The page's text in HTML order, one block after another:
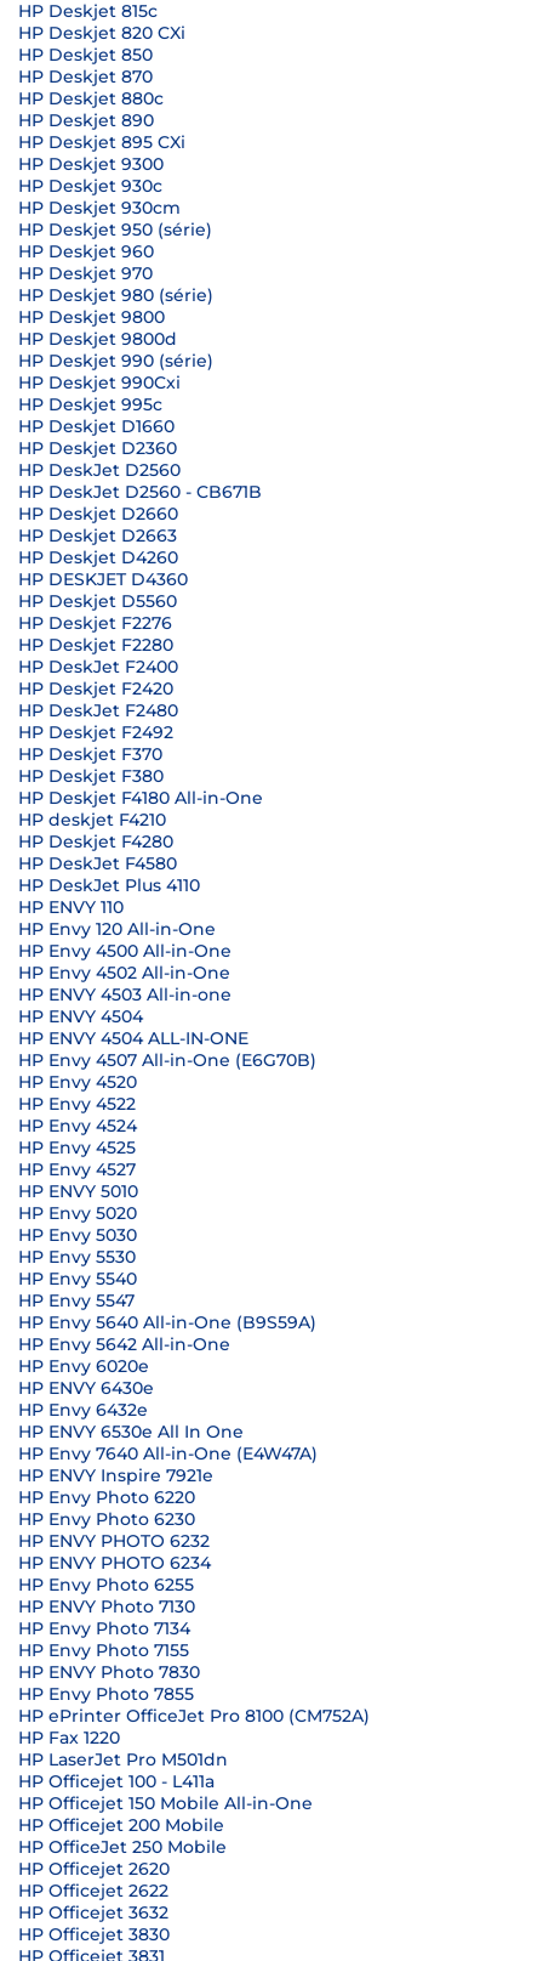
HP Deskjet 815c
HP Deskjet 820 CXi
HP Deskjet 850
HP Deskjet 870
HP Deskjet 880c
HP Deskjet 890
HP Deskjet 895 CXi
HP Deskjet 9300
HP Deskjet 930c
HP Deskjet 930cm
HP Deskjet 950 (série)
HP Deskjet 960
HP Deskjet 970
HP Deskjet 980 (série)
HP Deskjet 9800
HP Deskjet 9800d
HP Deskjet 990 (série)
HP Deskjet 990Cxi
HP Deskjet 995c
HP Deskjet D1660
HP Deskjet D2360
HP DeskJet D2560
HP DeskJet D2560 - CB671B
HP Deskjet D2660
HP Deskjet D2663
HP Deskjet D4260
HP DESKJET D4360
HP Deskjet D5560
HP Deskjet F2276
HP Deskjet F2280
HP DeskJet F2400
HP Deskjet F2420
HP DeskJet F2480
HP Deskjet F2492
HP Deskjet F370
HP Deskjet F380
HP Deskjet F4180 All-in-One
HP deskjet F4210
HP Deskjet F4280
HP DeskJet F4580
HP DeskJet Plus 4110
HP ENVY 110
HP Envy 120 All-in-One
HP Envy 4500 All-in-One
HP Envy 4502 All-in-One
HP ENVY 4503 All-in-one
HP ENVY 4504
HP ENVY 4504 ALL-IN-ONE
HP Envy 4507 All-in-One (E6G70B)
HP Envy 4520
HP Envy 4522
HP Envy 4524
HP Envy 4525
HP Envy 4527
HP ENVY 5010
HP Envy 5020
HP Envy 5030
HP Envy 5530
HP Envy 5540
HP Envy 5547
HP Envy 5640 All-in-One (B9S59A)
HP Envy 5642 All-in-One
HP Envy 6020e
HP ENVY 6430e
HP Envy 6432e
HP ENVY 6530e All In One
HP Envy 7640 All-in-One (E4W47A)
HP ENVY Inspire 7921e
HP Envy Photo 6220
HP Envy Photo 6230
HP ENVY PHOTO 6232
HP ENVY PHOTO 6234
HP Envy Photo 6255
HP ENVY Photo 7130
HP Envy Photo 7134
HP Envy Photo 7155
HP ENVY Photo 7830
HP Envy Photo 7855
HP ePrinter OfficeJet Pro 8100 (CM752A)
HP Fax 1220
HP LaserJet Pro M501dn
HP Officejet 100 - L411a
HP Officejet 150 Mobile All-in-One
HP Officejet 200 Mobile
HP OfficeJet 250 Mobile
HP Officejet 2620
HP Officejet 2622
HP Officejet 3632
HP Officejet 3830
HP Officejet 3831